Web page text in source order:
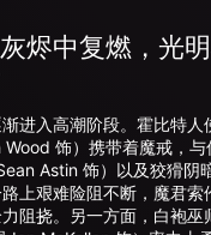
烬中复燃，光
入高潮阶段。霍比特人
Wood 饰）携带着魔戒，
Astin 饰）以及狡猾阴
上艰难险阻不断，魔君索
阻挠。另一方面，白袍巫